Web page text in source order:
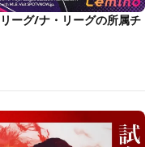
ーグ/ナ・リーグの所属チ